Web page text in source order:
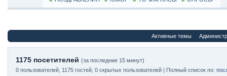
Активные темы
1175 посетителей (за последние 15 минут)
0 пользователей, 1175 гостей, 0 скрытых пользователей | Полный список по: